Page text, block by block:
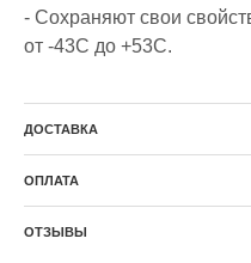
- Сохраняют свои
от -43С до +53С.
ДОСТАВКА
ОПЛАТА
ОТЗЫВЫ